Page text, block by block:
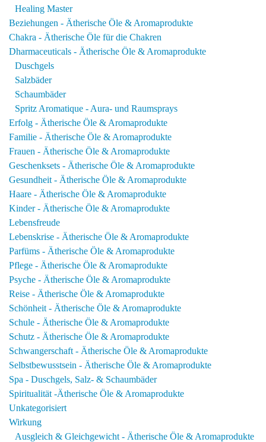
Healing Master
Beziehungen - Ätherische Öle & Aromaprodukte
Chakra - Ätherische Öle für die Chakren
Dharmaceuticals - Ätherische Öle & Aromaprodukte
Duschgels
Salzbäder
Schaumbäder
Spritz Aromatique - Aura- und Raumsprays
Erfolg - Ätherische Öle & Aromaprodukte
Familie - Ätherische Öle & Aromaprodukte
Frauen - Ätherische Öle & Aromaprodukte
Geschenksets - Ätherische Öle & Aromaprodukte
Gesundheit - Ätherische Öle & Aromaprodukte
Haare - Ätherische Öle & Aromaprodukte
Kinder - Ätherische Öle & Aromaprodukte
Lebensfreude
Lebenskrise - Ätherische Öle & Aromaprodukte
Parfüms - Ätherische Öle & Aromaprodukte
Pflege - Ätherische Öle & Aromaprodukte
Psyche - Ätherische Öle & Aromaprodukte
Reise - Ätherische Öle & Aromaprodukte
Schönheit - Ätherische Öle & Aromaprodukte
Schule - Ätherische Öle & Aromaprodukte
Schutz - Ätherische Öle & Aromaprodukte
Schwangerschaft - Ätherische Öle & Aromaprodukte
Selbstbewusstsein - Ätherische Öle & Aromaprodukte
Spa - Duschgels, Salz- & Schaumbäder
Spiritualität -Ätherische Öle & Aromaprodukte
Unkategorisiert
Wirkung
Ausgleich & Gleichgewicht - Ätherische Öle & Aromaprodukte